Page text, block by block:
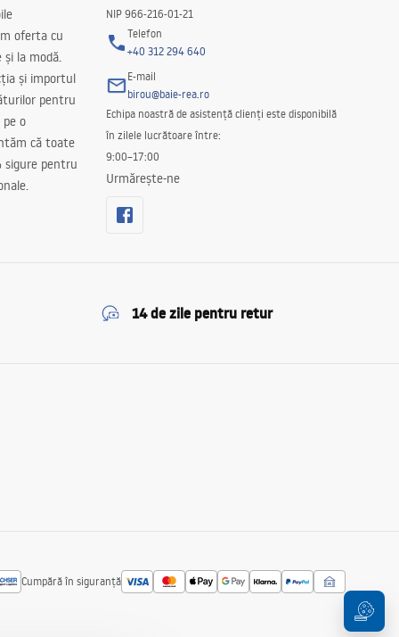
oferta cu
la modă.
și importul
pentru
pe o
că toate
sigure pentru
NIP 966-216-01-21
Telefon
+40 312 294 640
E-mail
birou@baie-rea.ro
Echipa noastră de asistență clienți este disponibilă
în zilele lucrătoare între:
9:00–17:00
Urmărește-ne
14 de zile pentru retur
Cumpără în siguranță